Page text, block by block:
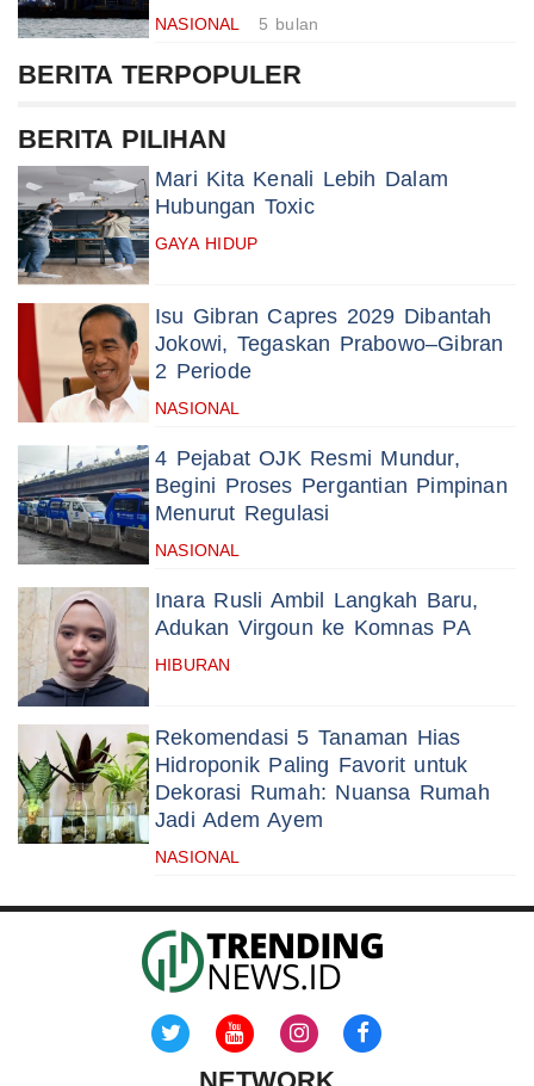
NASIONAL 5 bulan
BERITA TERPOPULER
BERITA PILIHAN
Mari Kita Kenali Lebih Dalam
Hubungan Toxic
GAYA HIDUP
Isu Gibran Capres 2029 Dibantah
Jokowi, Tegaskan Prabowo–Gibran
2 Periode
NASIONAL
4 Pejabat OJK Resmi Mundur,
Begini Proses Pergantian Pimpinan
Menurut Regulasi
NASIONAL
Inara Rusli Ambil Langkah Baru,
Adukan Virgoun ke Komnas PA
HIBURAN
Rekomendasi 5 Tanaman Hias
Hidroponik Paling Favorit untuk
Dekorasi Rumah: Nuansa Rumah
Jadi Adem Ayem
NASIONAL